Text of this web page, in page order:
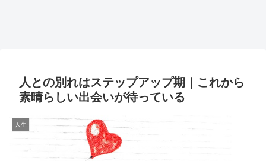
人との別れはステップアップ期｜これから
素晴らしい出会いが待っている
人生